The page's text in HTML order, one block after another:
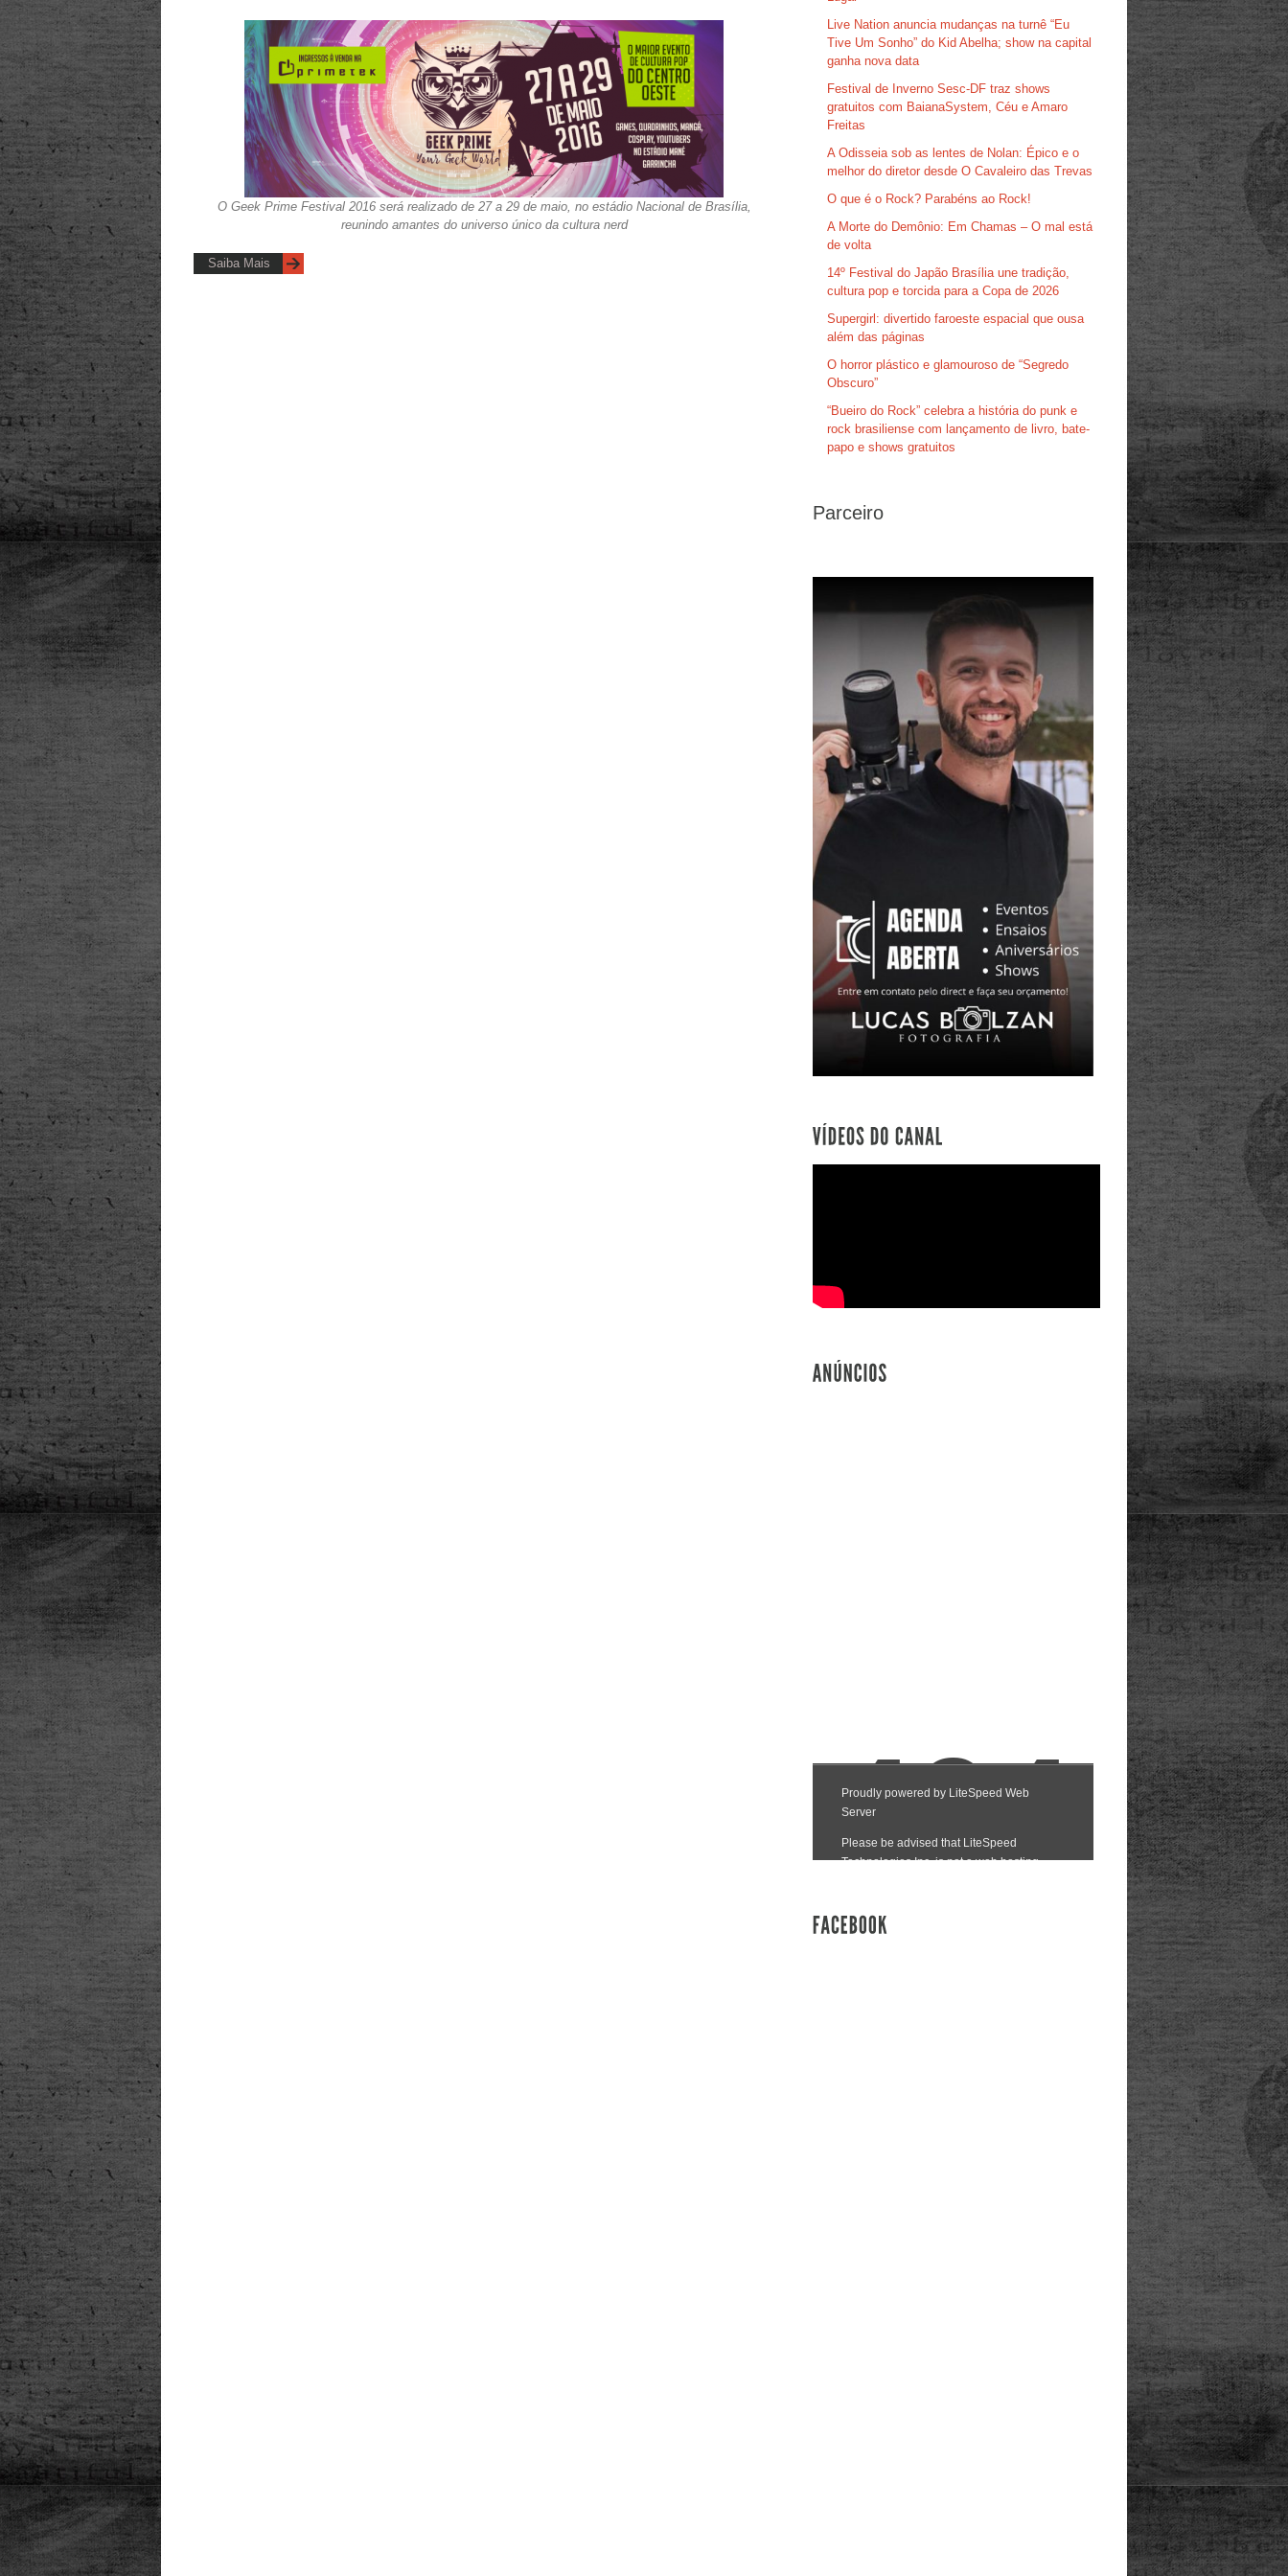
O Geek Prime Festival 2016 será realizado de 27 a 29 de maio, no estádio Nacional de Brasília,
reunindo amantes do universo único da cultura nerd
Saiba Mais
Live Nation anuncia mudanças na turnê “Eu
Tive Um Sonho” do Kid Abelha; show na capital
ganha nova data
Festival de Inverno Sesc-DF traz shows
gratuitos com BaianaSystem, Céu e Amaro
Freitas
A Odisseia sob as lentes de Nolan: Épico e o
melhor do diretor desde O Cavaleiro das Trevas
O que é o Rock? Parabéns ao Rock!
A Morte do Demônio: Em Chamas – O mal está
de volta
14º Festival do Japão Brasília une tradição,
cultura pop e torcida para a Copa de 2026
Supergirl: divertido faroeste espacial que ousa
além das páginas
O horror plástico e glamouroso de “Segredo
Obscuro”
“Bueiro do Rock” celebra a história do punk e
rock brasiliense com lançamento de livro, bate-
papo e shows gratuitos
Parceiro